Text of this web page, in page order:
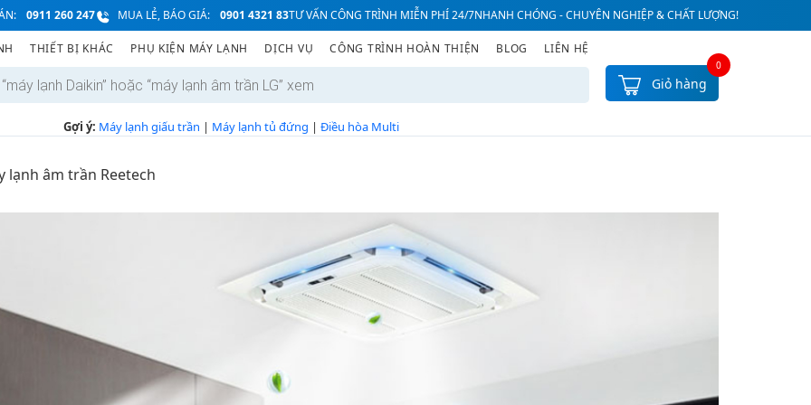
0911 260 247 MUA LẺ, BÁO GIÁ: 0901 4321 83TƯ VẤN CÔNG TRÌNH MIỄN PHÍ 24/7NHANH CHÓNG - CHUYÊN NGHIỆP & CHẤT LƯỢNG!
THIẾT BỊ KHÁC PHỤ KIỆN MÁY LẠNH DỊCH VỤ CÔNG TRÌNH HOÀN THIỆN BLOG LIÊN HỆ
Gợi ý: Máy lạnh giấu trần | Máy lạnh tủ đứng | Điều hòa Multi
Giỏ hàng
0
lạnh âm trần Reetech